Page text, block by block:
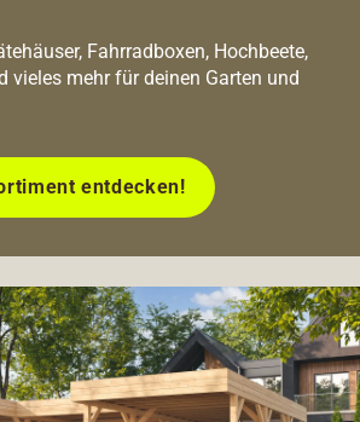
Fahrradboxen, Hochbeete,
vieles mehr für deinen Garten und
entdecken!